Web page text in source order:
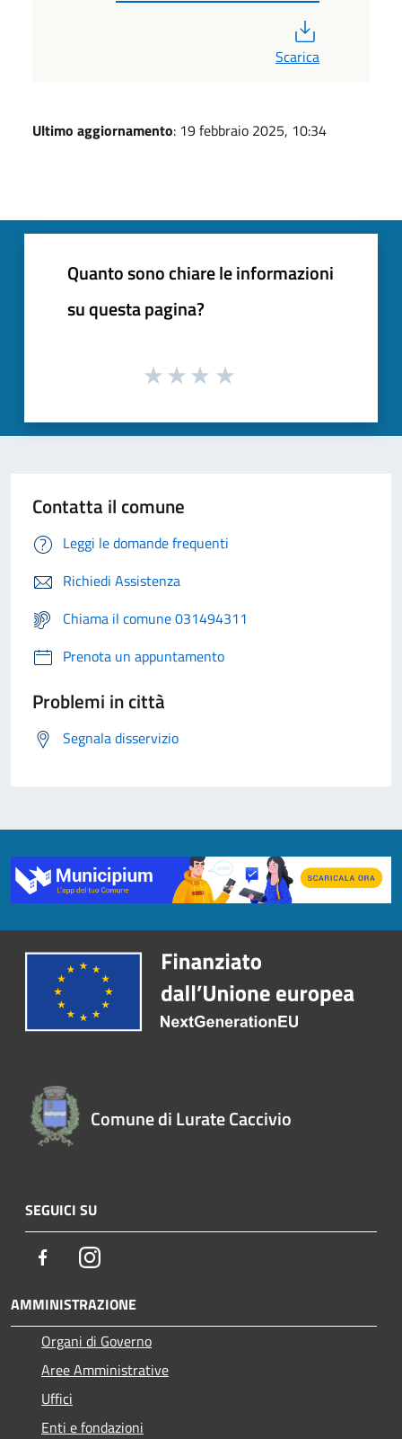
Scarica
Ultimo aggiornamento: 19 febbraio 2025, 10:34
Quanto sono chiare le informazioni
su questa pagina?
Contatta il comune
Leggi le domande frequenti
Richiedi Assistenza
Chiama il comune 031494311
Prenota un appuntamento
Problemi in città
Segnala disservizio
Comune di Lurate Caccivio
SEGUICI SU
FacebookInstagram
AMMINISTRAZIONE
Organi di Governo
Aree Amministrative
Uffici
Enti e fondazioni